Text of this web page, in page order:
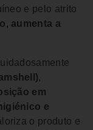
e pelo atrito
aumenta a
,
em
e
o produto e